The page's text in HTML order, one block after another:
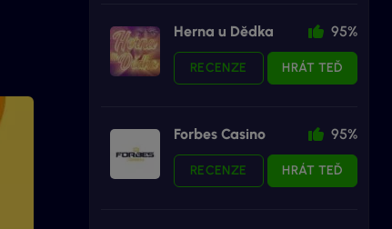
Herna u Dědka 95%
RECENZE HRÁT TEĎ
Forbes Casino 95%
RECENZE HRÁT TEĎ